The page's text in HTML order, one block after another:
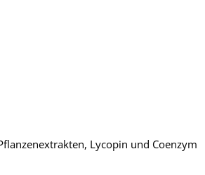
Lycopin und Coenzym